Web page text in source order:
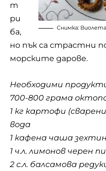
Снимка:
т
ри
ба,
но пък са страстни
морските дарове.
Необходими
700-800 грама
1 кг картофи
вода
1 кафена чаша зехтин
1 ч.л. лимонов черен
2 с.л. балсамова